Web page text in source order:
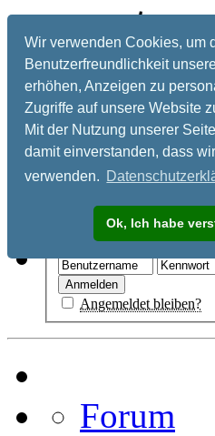
Wir verwenden Cookies, um
Benutzerfreundlichkeit
erhöhen, Anzeigen zu
Zugriffe auf unsere Website
Mit der Nutzung unserer
damit einverstanden, dass
verwenden.
Ok, Ich habe
Registrieren
Angemeldet bleiben?
Forum